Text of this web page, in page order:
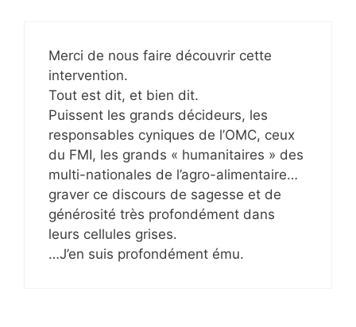
Merci de nous faire découvrir cette
intervention.
Tout est dit, et bien dit.
Puissent les grands décideurs, les
responsables cyniques de l’OMC, ceux
du FMI, les grands « humanitaires » des
multi-nationales de l’agro-alimentaire…
graver ce discours de sagesse et de
générosité très profondément dans
leurs cellules grises.
…J’en suis profondément ému.